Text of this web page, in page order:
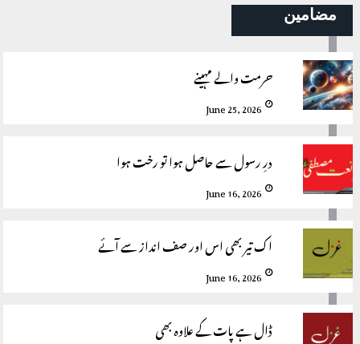
مضامین
حرمت والے مہینے
June 25, 2026
درِ رسول سے حاصل ہوا تو رخت ہوا
June 16, 2026
اک تیر بھی اس اور صف انداز سے آئے
June 16, 2026
ڈال ہے پات کے علاوہ بھی